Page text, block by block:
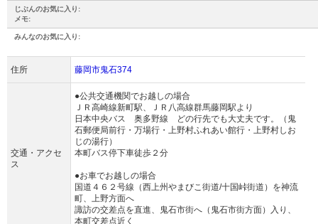
じぶんのお気に入り:
メモ:
みんなのお気に入り:
住所 藤岡市鬼石374
交通・アクセ
ス
●公共交通機関でお越しの場合
ＪＲ高崎線新町駅、ＪＲ八高線群馬藤岡駅より
日本中央バス 奥多野線 どの行先でも大丈夫です。（鬼
石郵便局前行・万場行・上野村ふれあい館行・上野村しお
じの湯行）
本町バス停下車徒歩２分
●お車でお越しの場合
国道４６２号線（西上州やまびこ街道/十国峠街道）を神流
町、上野方面へ
諏訪の交差点を直進、鬼石市街へ（鬼石市街方面）入り、
本町交差点近く